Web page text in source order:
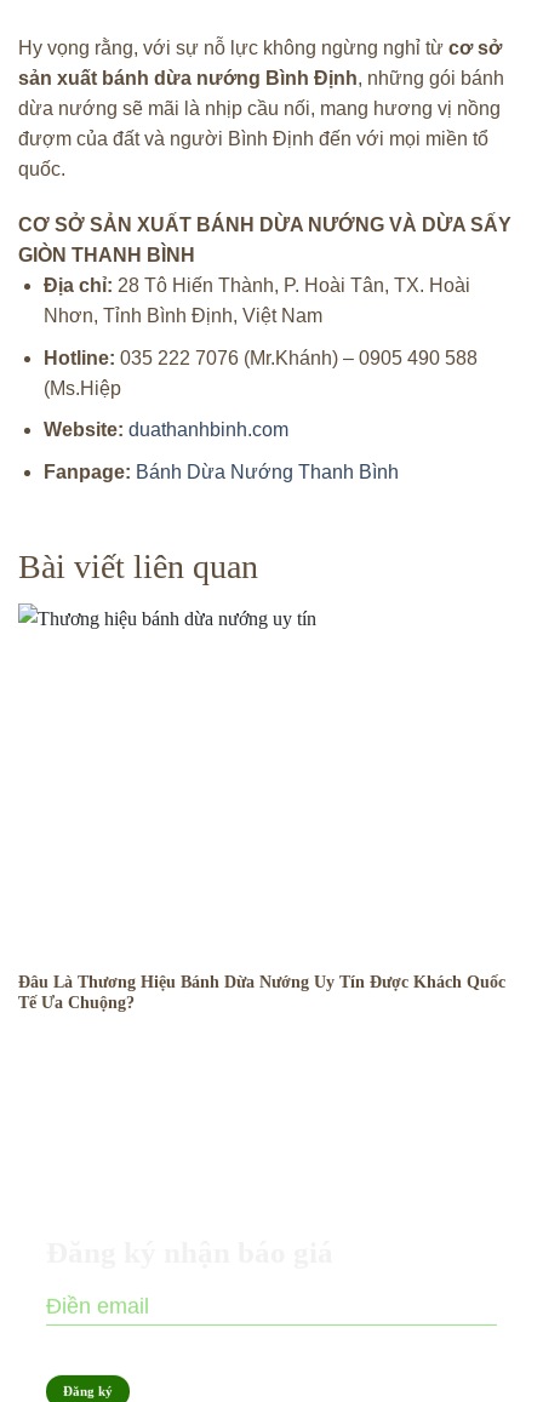
Hy vọng rằng, với sự nỗ lực không ngừng nghỉ từ cơ sở
sản xuất bánh dừa nướng Bình Định, những gói bánh
dừa nướng sẽ mãi là nhịp cầu nối, mang hương vị nồng
đượm của đất và người Bình Định đến với mọi miền tổ
quốc.
CƠ SỞ SẢN XUẤT BÁNH DỪA NƯỚNG VÀ DỪA SẤY
GIÒN THANH BÌNH
Địa chỉ: 28 Tô Hiến Thành, P. Hoài Tân, TX. Hoài
Nhơn, Tỉnh Bình Định, Việt Nam
Hotline: 035 222 7076 (Mr.Khánh) – 0905 490 588
(Ms.Hiệp
Website: duathanhbinh.com
Fanpage: Bánh Dừa Nướng Thanh Bình
Bài viết liên quan
Đâu Là Thương Hiệu Bánh Dừa Nướng Uy Tín Được Khách Quốc
Tế Ưa Chuộng?